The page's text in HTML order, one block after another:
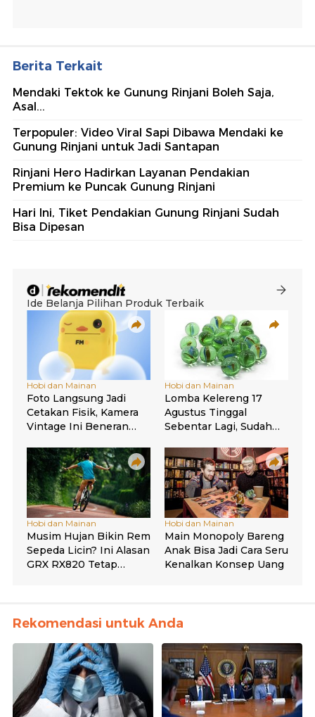
Berita Terkait
Mendaki Tektok ke Gunung Rinjani Boleh Saja,
Asal...
Terpopuler: Video Viral Sapi Dibawa Mendaki ke
Gunung Rinjani untuk Jadi Santapan
Rinjani Hero Hadirkan Layanan Pendakian
Premium ke Puncak Gunung Rinjani
Hari Ini, Tiket Pendakian Gunung Rinjani Sudah
Bisa Dipesan
Rekomendasi untuk Anda